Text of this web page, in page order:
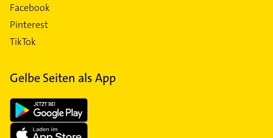
Facebook
Pinterest
TikTok
Gelbe Seiten als App